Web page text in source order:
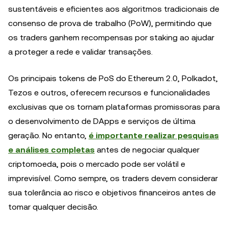
sustentáveis e eficientes aos algoritmos tradicionais de
consenso de prova de trabalho (PoW), permitindo que
os traders ganhem recompensas por staking ao ajudar
a proteger a rede e validar transações.
Os principais tokens de PoS do Ethereum 2.0, Polkadot,
Tezos e outros, oferecem recursos e funcionalidades
exclusivas que os tornam plataformas promissoras para
o desenvolvimento de DApps e serviços de última
geração. No entanto, é importante realizar pesquisas
e análises completas antes de negociar qualquer
criptomoeda, pois o mercado pode ser volátil e
imprevisível. Como sempre, os traders devem considerar
sua tolerância ao risco e objetivos financeiros antes de
tomar qualquer decisão.